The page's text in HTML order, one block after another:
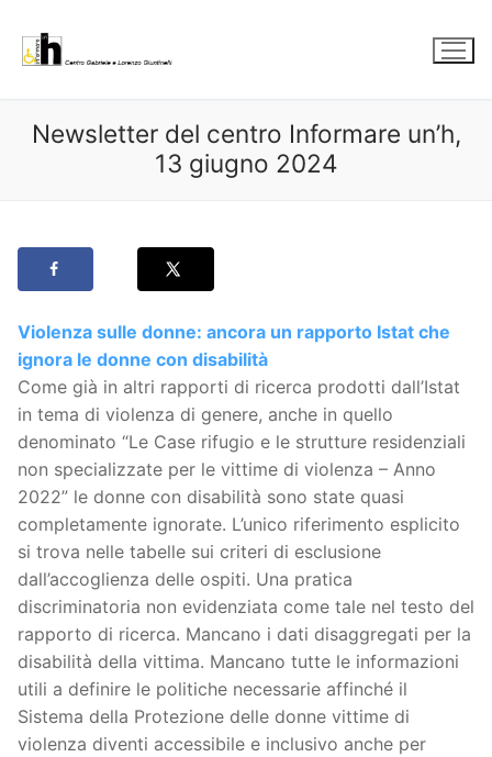
contenuto
Newsletter del centro Informare un’h,
13 giugno 2024
Violenza sulle donne: ancora un rapporto Istat che
ignora le donne con disabilità
Come già in altri rapporti di ricerca prodotti dall’Istat
in tema di violenza di genere, anche in quello
denominato “Le Case rifugio e le strutture residenziali
non specializzate per le vittime di violenza – Anno
2022” le donne con disabilità sono state quasi
completamente ignorate. L’unico riferimento esplicito
si trova nelle tabelle sui criteri di esclusione
dall’accoglienza delle ospiti. Una pratica
discriminatoria non evidenziata come tale nel testo del
rapporto di ricerca. Mancano i dati disaggregati per la
disabilità della vittima. Mancano tutte le informazioni
utili a definire le politiche necessarie affinché il
Sistema della Protezione delle donne vittime di
violenza diventi accessibile e inclusivo anche per